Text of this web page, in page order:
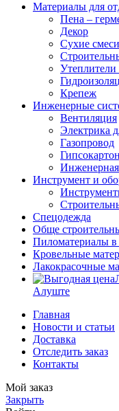
Материалы для
Пена –
Декор
Сухие смеси
Утеплители
Крепеж
Инженерные
Вентиляция
Электрика
Газопровод
Инженерная
Инструмент и
Спецодежда
Обще
Пиломатериалы в
Кровельные
Лакокрасочные
Алуште
Главная
Новости и статьи
Доставка
Отследить заказ
Контакты
Мой заказ
Закрыть